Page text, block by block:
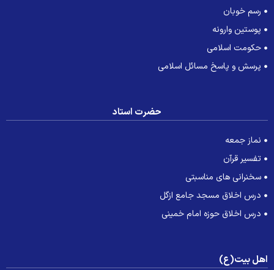
رسم خوبان
پوستین وارونه
حکومت اسلامی
پرسش و پاسخ مسائل اسلامی
حضرت استاد
نماز جمعه
تفسیر قرآن
سخنرانی های مناسبتی
درس اخلاق مسجد جامع ازگل
درس اخلاق حوزه امام خمینی
بیت(ع)